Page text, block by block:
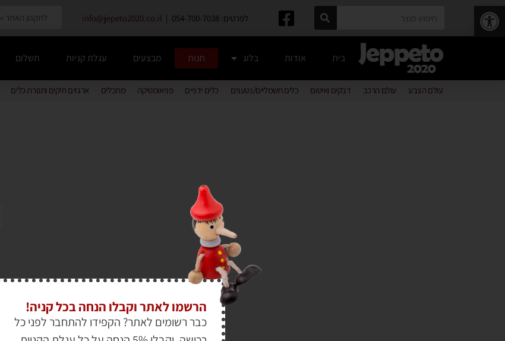
פתח סרגל נגישות לפרטים: 054-700-7038 | info@jepeto2020.co.il לתקנון האתר »
בית אודות בלוג חנות מבצעים עגלת קניות תשלום
עולם הצבע עולם הרכב דבקים ואיטום כלים חשמליים/נטענים כלים ידניים פניאומטיקה מתכלים ארגזים תיקים וחגורת כלים
הרשמו לאתר וקבלו הנחה בכל קניה!
כבר רשומים לאתר? הקפידו להתחבר לפני כל